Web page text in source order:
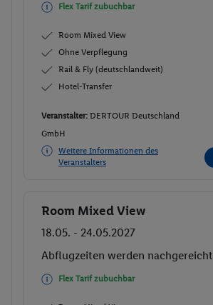
Flex Tarif zubuchbar
Room Mixed View
Ohne Verpflegung
Rail & Fly (deutschlandweit)
Hotel-Transfer
Veranstalter: DERTOUR Deutschland
GmbH
Weitere Informationen des
Veranstalters
Buchen
Room Mixed View
18.05. - 24.05.2027
Abflugzeiten werden nachgereicht
Flex Tarif zubuchbar